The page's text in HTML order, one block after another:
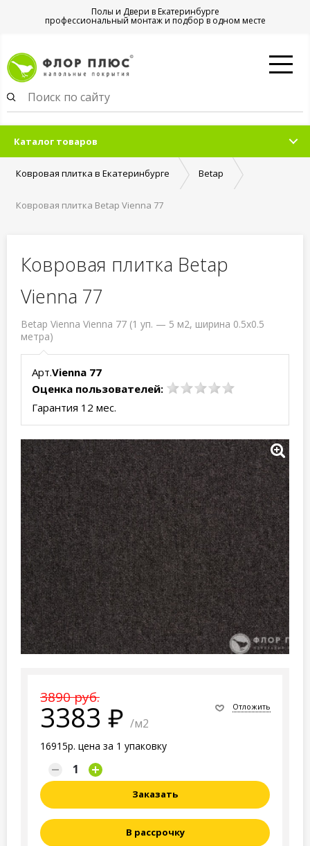
Полы и Двери в Екатеринбурге
профессиональный монтаж и подбор в одном месте
Каталог товаров
Ковровая плитка в Екатеринбурге Betap
Ковровая плитка Betap Vienna 77
Ковровая плитка Betap
Vienna 77
Betap Vienna Vienna 77 (1 уп. — 5 м2, ширина 0.5x0.5
метра)
Арт.Vienna 77
Оценка пользователей:
Гарантия 12 мес.
3890 руб.
3383 /м2
16915р. цена за 1 упаковку
Отложить
Заказать
В рассрочку